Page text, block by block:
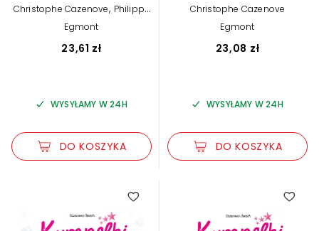
Christophe Cazenove, Philippe
Fenech
Egmont
23,61 zł
WYSYŁAMY W 24H
DO KOSZYKA
Christophe Cazenove
Egmont
23,08 zł
WYSYŁAMY W 24H
DO KOSZYKA